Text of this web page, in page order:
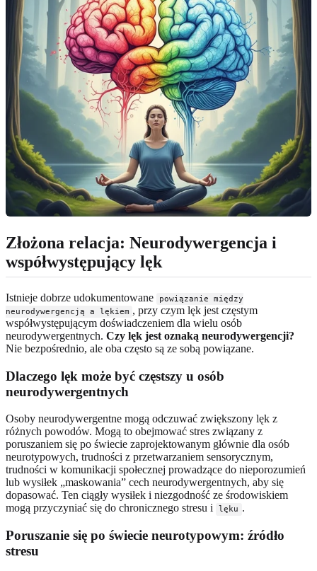
Złożona relacja: Neurodywergencja i
współwystępujący lęk
Istnieje dobrze udokumentowane
powiązanie między
neurodywergencją a lękiem , przy czym lęk jest częstym
współwystępującym doświadczeniem dla wielu osób
neurodywergentnych. Czy lęk jest oznaką neurodywergencji?
Nie bezpośrednio, ale oba często są ze sobą powiązane.
Dlaczego lęk może być częstszy u osób
neurodywergentnych
Osoby neurodywergentne mogą odczuwać zwiększony lęk z
różnych powodów. Mogą to obejmować stres związany z
poruszaniem się po świecie zaprojektowanym głównie dla osób
neurotypowych, trudności z przetwarzaniem sensorycznym,
trudności w komunikacji społecznej prowadzące do nieporozumień
lub wysiłek „maskowania” cech neurodywergentnych, aby się
dopasować. Ten ciągły wysiłek i niezgodność ze środowiskiem
mogą przyczyniać się do chronicznego stresu i
lęku .
Poruszanie się po świecie neurotypowym: źródło
stresu